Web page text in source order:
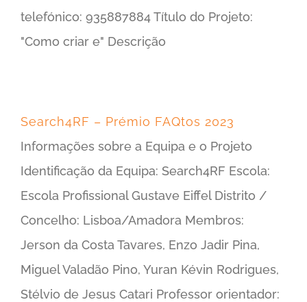
telefónico: 935887884 Título do Projeto:
"Como criar e" Descrição
Search4RF – Prémio FAQtos 2023
Informações sobre a Equipa e o Projeto
Identificação da Equipa: Search4RF Escola:
Escola Profissional Gustave Eiffel Distrito /
Concelho: Lisboa/Amadora Membros:
Jerson da Costa Tavares, Enzo Jadir Pina,
Miguel Valadão Pino, Yuran Kévin Rodrigues,
Stélvio de Jesus Catari Professor orientador: